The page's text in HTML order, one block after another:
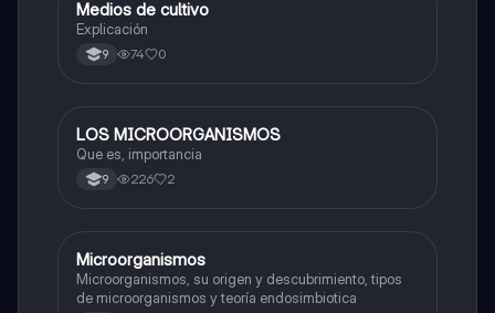
Biologia
Medios de cultivo
Explicación
9 74 0
Biologia
LOS MICROORGANISMOS
Que es, importancia
9 226 2
Biologia
Microorganismos
Microorganismos, su origen y descubrimiento, tipos
de microorganismos y teoría endosimbiotica